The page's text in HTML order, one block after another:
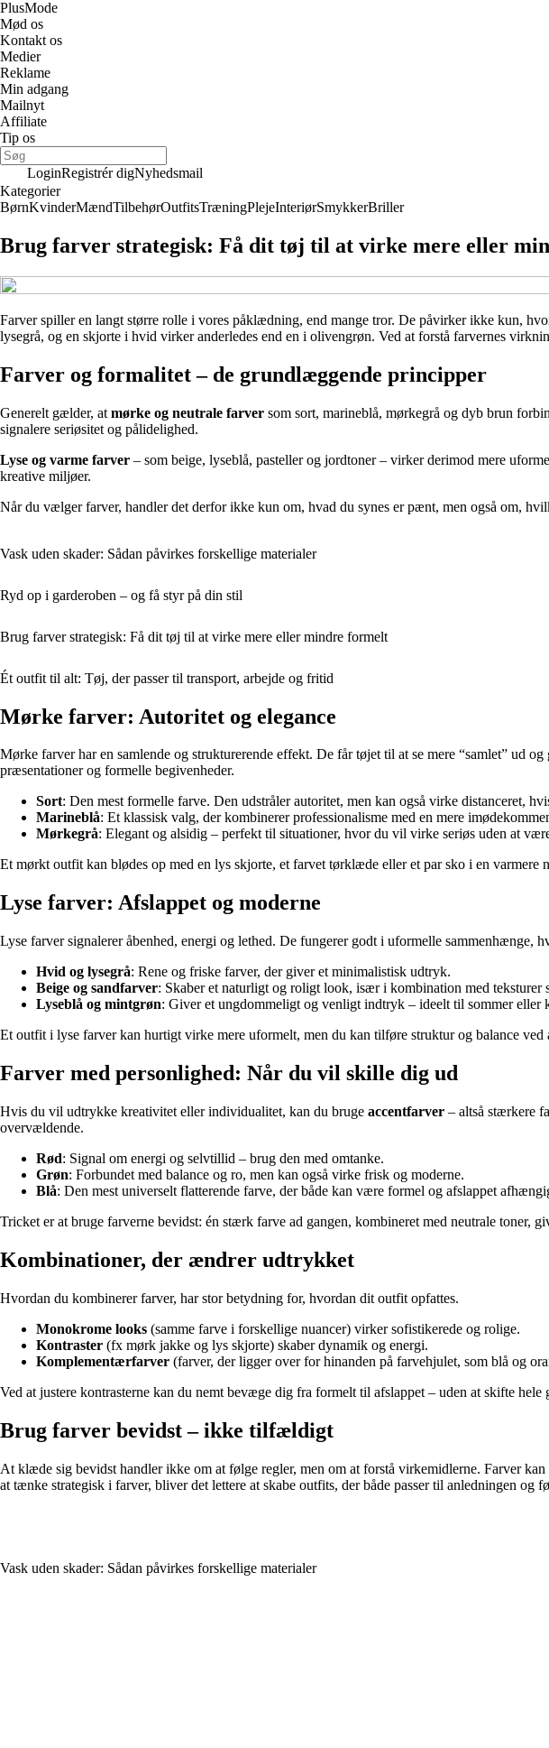
PlusMode
Mød os
Kontakt os
Medier
Reklame
Min adgang
Mailnyt
Affiliate
Tip os
LoginRegistrér digNyhedsmail
Kategorier
BørnKvinderMændTilbehørOutfitsTræningPlejeInteriørSmykkerBriller
Brug farver strategisk: Få dit tøj til at virke mere eller
Farver spiller en langt større rolle i vores påklædning, end mange tror. De påvirker ikke kun,
lysegrå, og en skjorte i hvid virker anderledes end en i olivengrøn. Ved at forstå farvernes
Farver og formalitet – de grundlæggende principper
Generelt gælder, at mørke og neutrale farver som sort, marineblå, mørkegrå og dyb brun
signalere seriøsitet og pålidelighed.
Lyse og varme farver – som beige, lyseblå, pasteller og jordtoner – virker derimod mere
kreative miljøer.
Når du vælger farver, handler det derfor ikke kun om, hvad du synes er pænt, men også om,
Vask uden skader: Sådan påvirkes forskellige materialer
Ryd op i garderoben – og få styr på din stil
Brug farver strategisk: Få dit tøj til at virke mere eller mindre formelt
Ét outfit til alt: Tøj, der passer til transport, arbejde og fritid
Mørke farver: Autoritet og elegance
Mørke farver har en samlende og strukturerende effekt. De får tøjet til at se mere “samlet” ud
præsentationer og formelle begivenheder.
Sort: Den mest formelle farve. Den udstråler autoritet, men kan også virke distanceret,
Marineblå: Et klassisk valg, der kombinerer professionalisme med en mere
Mørkegrå: Elegant og alsidig – perfekt til situationer, hvor du vil virke seriøs uden at
Et mørkt outfit kan blødes op med en lys skjorte, et farvet tørklæde eller et par sko i en
Lyse farver: Afslappet og moderne
Lyse farver signalerer åbenhed, energi og lethed. De fungerer godt i uformelle sammenhænge,
Hvid og lysegrå: Rene og friske farver, der giver et minimalistisk udtryk.
Beige og sandfarver: Skaber et naturligt og roligt look, især i kombination med teksturer
Lyseblå og mintgrøn: Giver et ungdommeligt og venligt indtryk – ideelt til sommer eller
Et outfit i lyse farver kan hurtigt virke mere uformelt, men du kan tilføre struktur og balance ved
Farver med personlighed: Når du vil skille dig ud
Hvis du vil udtrykke kreativitet eller individualitet, kan du bruge accentfarver – altså stærkere
overvældende.
Rød: Signal om energi og selvtillid – brug den med omtanke.
Grøn: Forbundet med balance og ro, men kan også virke frisk og moderne.
Blå: Den mest universelt flatterende farve, der både kan være formel og afslappet
Tricket er at bruge farverne bevidst: én stærk farve ad gangen, kombineret med neutrale toner,
Kombinationer, der ændrer udtrykket
Hvordan du kombinerer farver, har stor betydning for, hvordan dit outfit opfattes.
Monokrome looks (samme farve i forskellige nuancer) virker sofistikerede og rolige.
Kontraster (fx mørk jakke og lys skjorte) skaber dynamik og energi.
Komplementærfarver (farver, der ligger over for hinanden på farvehjulet, som blå og
Ved at justere kontrasterne kan du nemt bevæge dig fra formelt til afslappet – uden at skifte hele
Brug farver bevidst – ikke tilfældigt
At klæde sig bevidst handler ikke om at følge regler, men om at forstå virkemidlerne. Farver
at tænke strategisk i farver, bliver det lettere at skabe outfits, der både passer til anledningen og
Vask uden skader: Sådan påvirkes forskellige materialer